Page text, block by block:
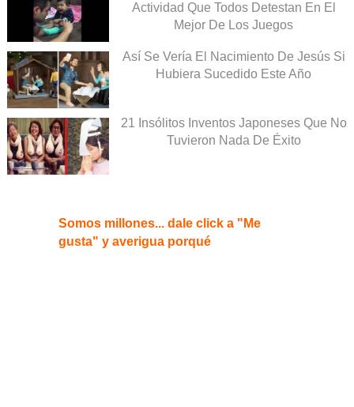
Actividad Que Todos Detestan En El
Mejor De Los Juegos
Así Se Vería El Nacimiento De Jesús Si
Hubiera Sucedido Este Año
21 Insólitos Inventos Japoneses Que No
Tuvieron Nada De Éxito
Somos millones... dale click a "Me
gusta" y averigua porqué